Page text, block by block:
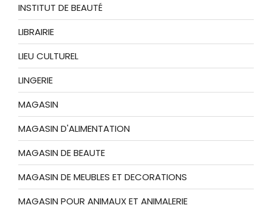
INSTITUT DE BEAUTÉ
LIBRAIRIE
LIEU CULTUREL
LINGERIE
MAGASIN
MAGASIN D'ALIMENTATION
MAGASIN DE BEAUTE
MAGASIN DE MEUBLES ET DECORATIONS
MAGASIN POUR ANIMAUX ET ANIMALERIE